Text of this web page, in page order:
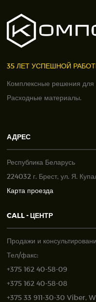
35 ЛЕТ УСПЕШНОЙ
Комплексные решения для
Расходные материалы.
АДРЕС
Республика Беларусь
224032 г. Брест, ул. Я.
Карта проезда
CALL - ЦЕНТР
Продажи и
Тел/факс:
+375 162 40-58-09
+375 162 40-58-08
+375 33 911-30-30 Viber,